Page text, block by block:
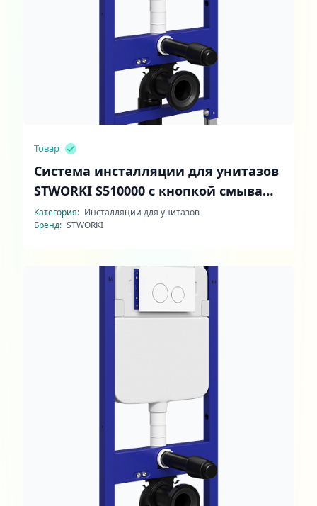
Товар
Система инсталляции для унитазов
STWORKI S510000 с кнопкой смыва
Хельсинки S33500BK матовая черная
Категория: Инсталляции для унитазов
Бренд: STWORKI